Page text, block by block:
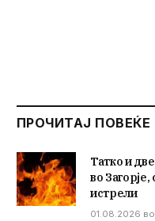
ПРОЧИТАЈ ПОВЕЌЕ
Татко и
во
истрели
01.08.2026